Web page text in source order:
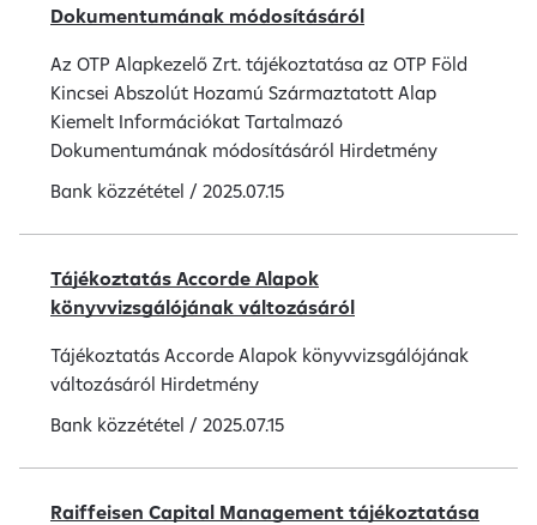
Dokumentumának módosításáról
Az OTP Alapkezelő Zrt. tájékoztatása az OTP Föld
Kincsei Abszolút Hozamú Származtatott Alap
Kiemelt Információkat Tartalmazó
Dokumentumának módosításáról Hirdetmény
Bank közzététel / 2025.07.15
Tájékoztatás Accorde Alapok
könyvvizsgálójának változásáról
Tájékoztatás Accorde Alapok könyvvizsgálójának
változásáról Hirdetmény
Bank közzététel / 2025.07.15
Raiffeisen Capital Management tájékoztatása